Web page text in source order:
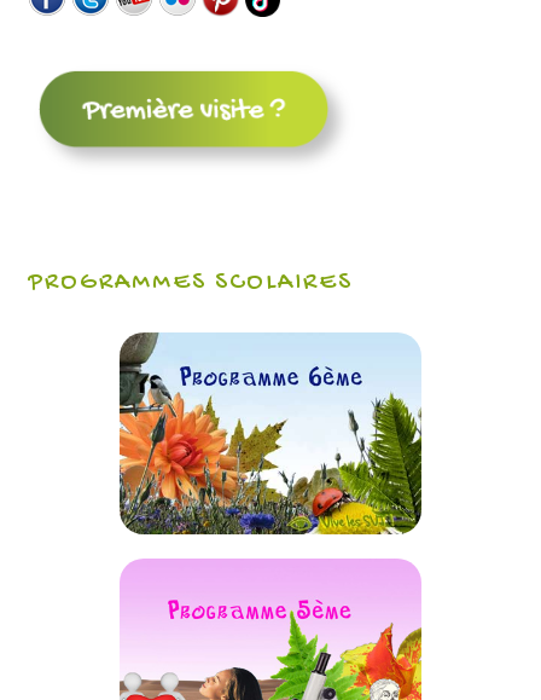
PROGRAMMES SCOLAIRES